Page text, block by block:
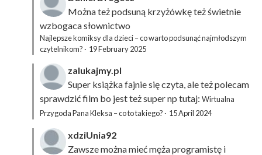
Można też podsuną krzyżówkęteż świetnie
wzbogaca słownictwo
Najlepsze komiksy dla dzieci – co warto podsunąć najmłodszym
czytelnikom? · 19 February 2025
zalukajmy.pl
Super książka fajnie się czyta, ale też polecam
sprawdzić film bo jest też super np tutaj: Wirtualna
Przygoda Pana Kleksa – co to takiego? · 15 April 2024
xdziUnia92
Zawsze można mieć męża programistę i